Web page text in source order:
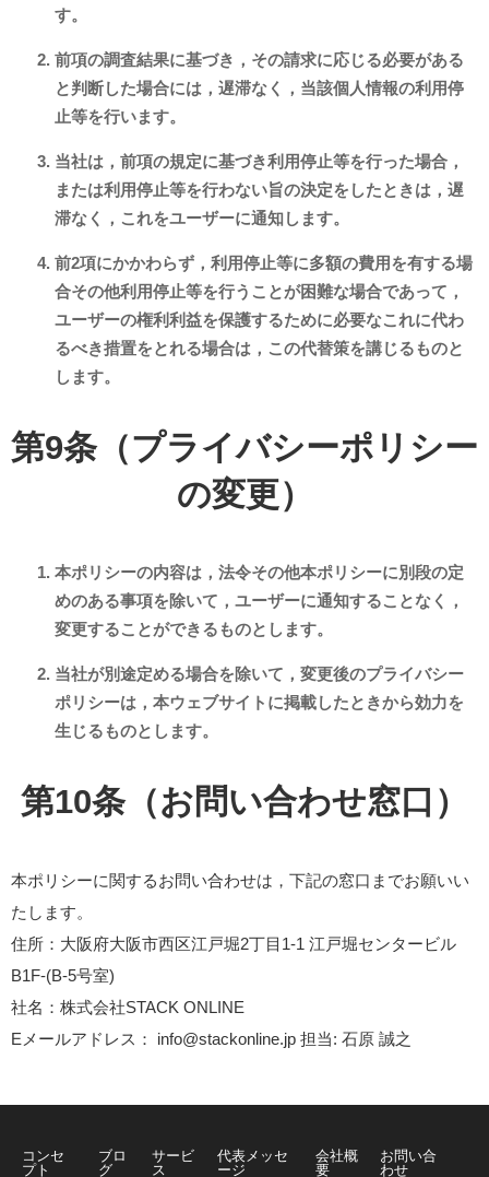
す。
前項の調査結果に基づき，その請求に応じる必要がある
と判断した場合には，遅滞なく，当該個人情報の利用停
止等を行います。
当社は，前項の規定に基づき利用停止等を行った場合，
または利用停止等を行わない旨の決定をしたときは，遅
滞なく，これをユーザーに通知します。
前2項にかかわらず，利用停止等に多額の費用を有する場
合その他利用停止等を行うことが困難な場合であって，
ユーザーの権利利益を保護するために必要なこれに代わ
るべき措置をとれる場合は，この代替策を講じるものと
します。
第9条（プライバシーポリシー
の変更）
本ポリシーの内容は，法令その他本ポリシーに別段の定
めのある事項を除いて，ユーザーに通知することなく，
変更することができるものとします。
当社が別途定める場合を除いて，変更後のプライバシー
ポリシーは，本ウェブサイトに掲載したときから効力を
生じるものとします。
第10条（お問い合わせ窓口）
本ポリシーに関するお問い合わせは，下記の窓口までお願いい
たします。
住所：大阪府大阪市西区江戸堀2丁目1-1 江戸堀センタービル
B1F-(B-5号室)
社名：株式会社STACK ONLINE
Eメールアドレス： info@stackonline.jp 担当: 石原 誠之
コンセ
プト
ブロ
グ
サービ
ス
代表メッセ
ージ
会社概
要
お問い合
わせ